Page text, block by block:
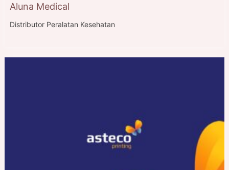
Aluna Medical
Distributor Peralatan Kesehatan